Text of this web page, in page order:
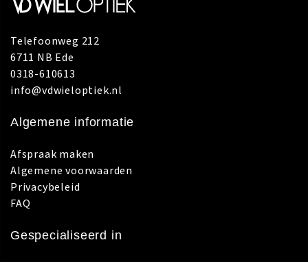
Telefoonweg 212
6711 NB Ede
0318-610613
info@vdwieloptiek.nl
Algemene informatie
Afspraak maken
Algemene voorwaarden
Privacybeleid
FAQ
Gespecialiseerd in